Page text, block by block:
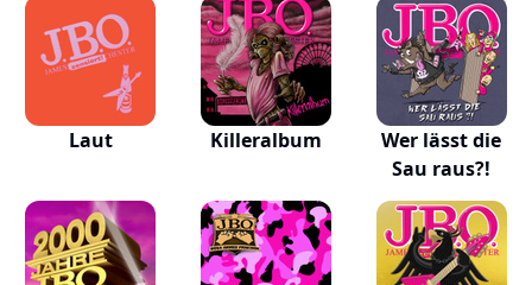
Laut Killeralbum
Wer lässt die
Sau raus?!